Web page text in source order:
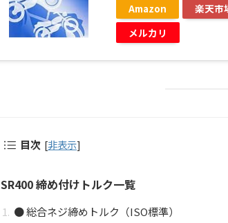
Amazon 楽天市
メルカリ
目次 [非表示]
SR400 締め付けトルク一覧
● 総合ネジ締めトルク（ISO標準）